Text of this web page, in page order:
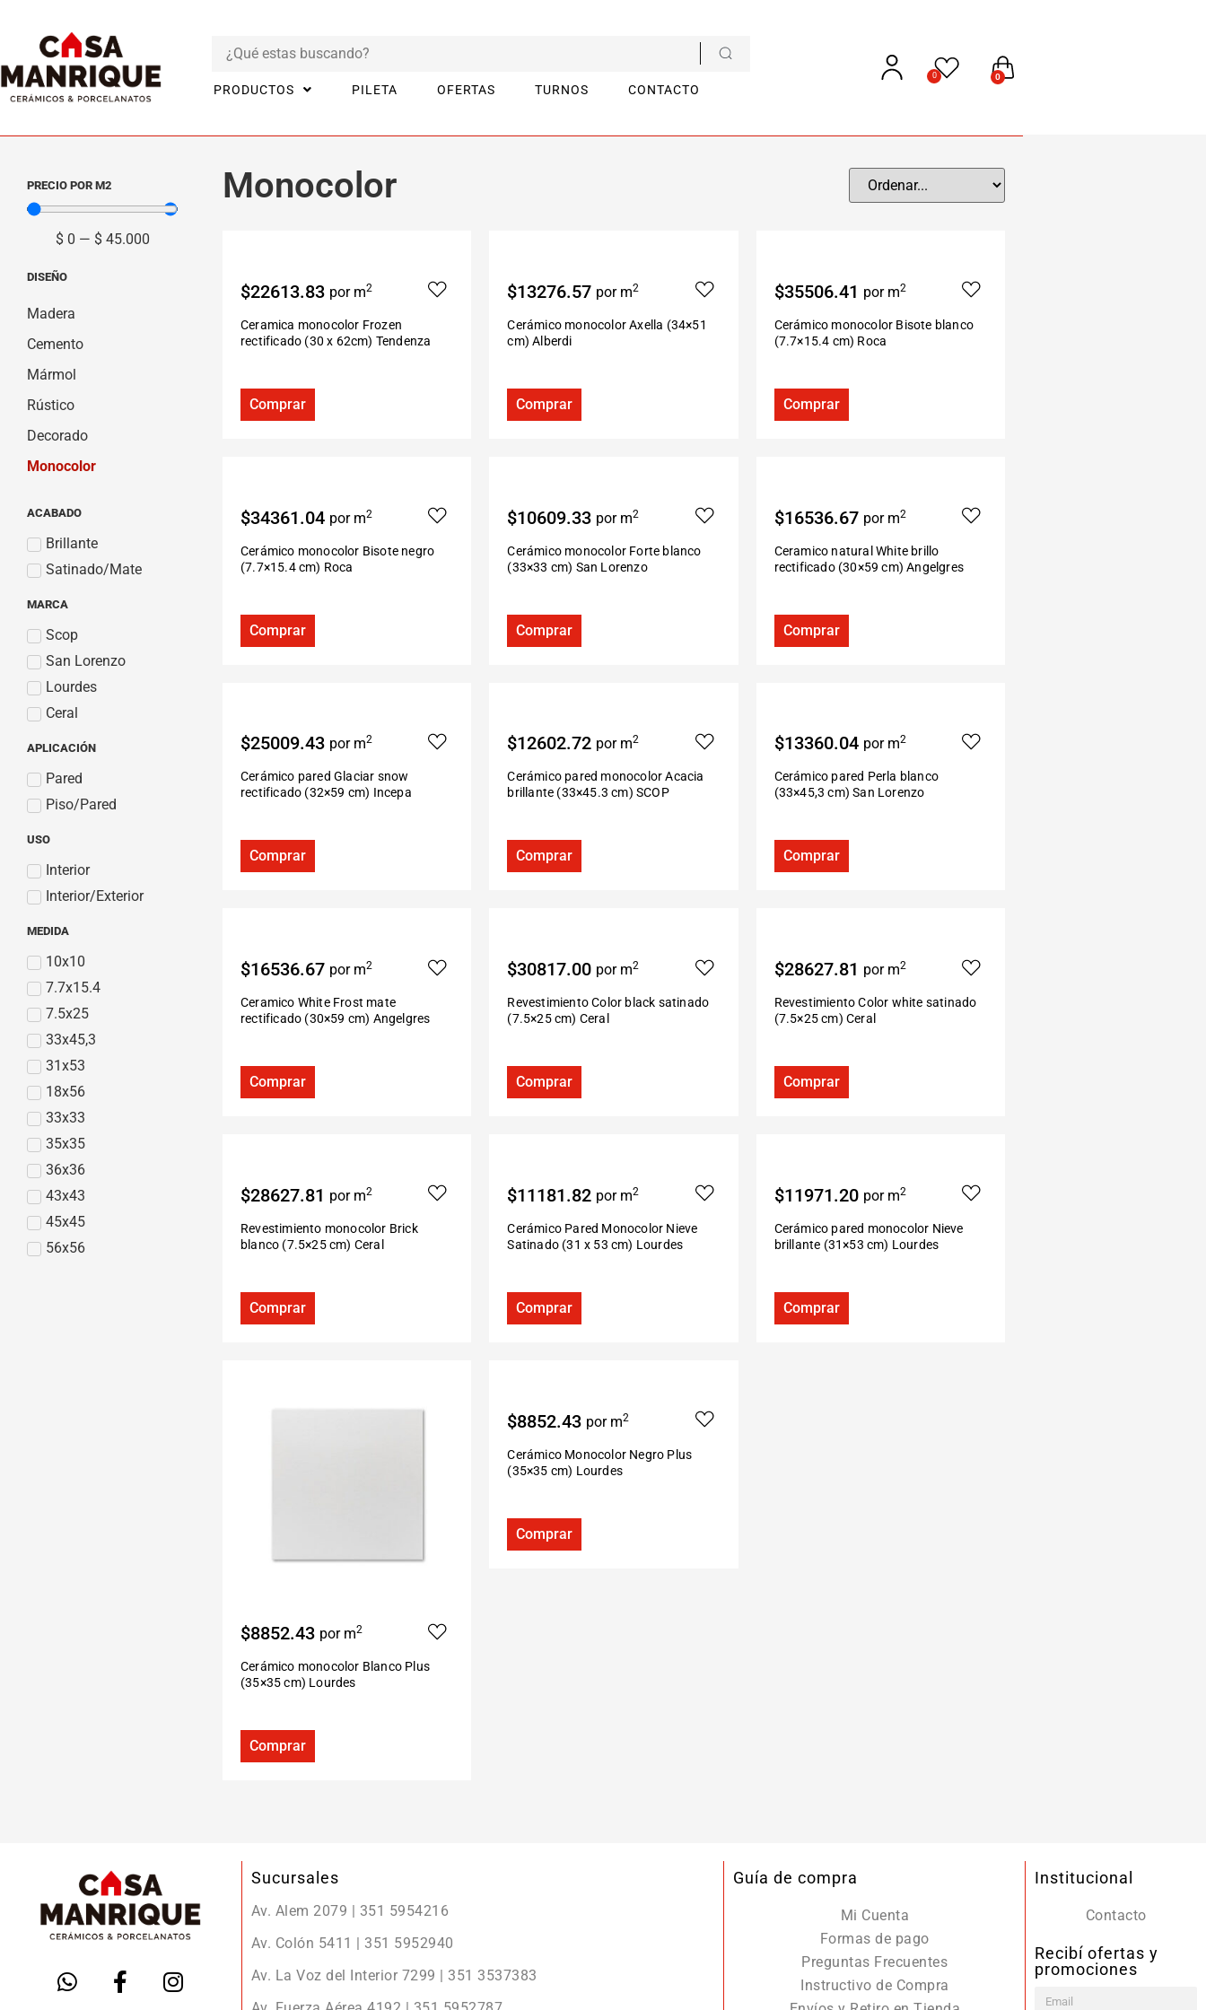
PRODUCTOS PILETA OFERTAS TURNOS CONTACTO
0 0
PRECIO POR M2
$ 0 — $ 45.000
DISEÑO
Madera
Cemento
Mármol
Rústico
Decorado
Monocolor
ACABADO
Brillante
Satinado/Mate
MARCA
Scop
San Lorenzo
Lourdes
Ceral
APLICACIÓN
Pared
Piso/Pared
USO
Interior
Interior/Exterior
MEDIDA
10x10
7.7x15.4
7.5x25
33x45,3
31x53
18x56
33x33
35x35
36x36
43x43
45x45
56x56
Monocolor
$22613.83 por m2
Ceramica monocolor Frozen
rectificado (30 x 62cm) Tendenza
Comprar
$13276.57 por m2
Cerámico monocolor Axella (34×51
cm) Alberdi
Comprar
$35506.41 por m2
Cerámico monocolor Bisote blanco
(7.7×15.4 cm) Roca
Comprar
$34361.04 por m2
Cerámico monocolor Bisote negro
(7.7×15.4 cm) Roca
Comprar
$10609.33 por m2
Cerámico monocolor Forte blanco
(33×33 cm) San Lorenzo
Comprar
$16536.67 por m2
Ceramico natural White brillo
rectificado (30×59 cm) Angelgres
Comprar
$25009.43 por m2
Cerámico pared Glaciar snow
rectificado (32×59 cm) Incepa
Comprar
$12602.72 por m2
Cerámico pared monocolor Acacia
brillante (33×45.3 cm) SCOP
Comprar
$13360.04 por m2
Cerámico pared Perla blanco
(33×45,3 cm) San Lorenzo
Comprar
$16536.67 por m2
Ceramico White Frost mate
rectificado (30×59 cm) Angelgres
Comprar
$30817.00 por m2
Revestimiento Color black satinado
(7.5×25 cm) Ceral
Comprar
$28627.81 por m2
Revestimiento Color white satinado
(7.5×25 cm) Ceral
Comprar
$28627.81 por m2
Revestimiento monocolor Brick
blanco (7.5×25 cm) Ceral
Comprar
$11181.82 por m2
Cerámico Pared Monocolor Nieve
Satinado (31 x 53 cm) Lourdes
Comprar
$11971.20 por m2
Cerámico pared monocolor Nieve
brillante (31×53 cm) Lourdes
Comprar
$8852.43 por m2
Cerámico monocolor Blanco Plus
(35×35 cm) Lourdes
Comprar
$8852.43 por m2
Cerámico Monocolor Negro Plus
(35×35 cm) Lourdes
Comprar
Sucursales
Av. Alem 2079 | 351 5954216
Av. Colón 5411 | 351 5952940
Av. La Voz del Interior 7299 | 351 3537383
Guía de compra
Mi Cuenta
Formas de pago
Preguntas Frecuentes
Instructivo de Compra
Institucional
Contacto
Recibí ofertas y
promociones